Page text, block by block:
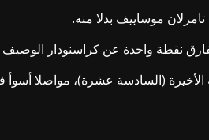
(السادسة عشرة)، مواصلا أسوأ